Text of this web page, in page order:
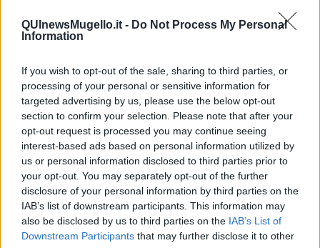
QUInewsMugello.it - Do Not Process My Personal
Information
If you wish to opt-out of the sale, sharing to third parties, or
processing of your personal or sensitive information for
targeted advertising by us, please use the below opt-out
section to confirm your selection. Please note that after your
opt-out request is processed you may continue seeing
interest-based ads based on personal information utilized by
us or personal information disclosed to third parties prior to
your opt-out. You may separately opt-out of the further
disclosure of your personal information by third parties on the
IAB’s list of downstream participants. This information may
also be disclosed by us to third parties on the IAB’s List of
Downstream Participants that may further disclose it to other
​Il rosario
Paolo Rossi
​Ancora Covid
​Biden!
In memoria
​Ancora Francesco
Rieccoci
Tenet
Francesco
Suarez
​Il responso
Willy
Non lo so
Destino